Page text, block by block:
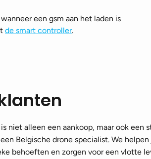
een gsm aan het laden is
de smart controller.
niet alleen een aankoop, maar ook een
Belgische drone specialist. We
behoeften en zorgen voor een vlotte